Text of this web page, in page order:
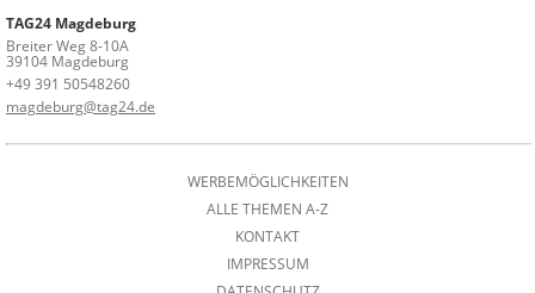
TAG24 Magdeburg
Breiter Weg 8-10A
39104 Magdeburg
+49 391 50548260
magdeburg@tag24.de
WERBEMÖGLICHKEITEN
ALLE THEMEN A-Z
KONTAKT
IMPRESSUM